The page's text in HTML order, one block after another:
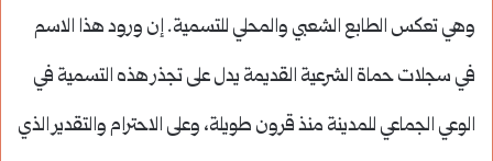
وهي تعكس الطابع الشعبي والمحلي للتسمية. إن ورود هذا الاسم
في سجلات حماة الشرعية القديمة يدل على تجذر هذه التسمية في
الوعي الجماعي للمدينة منذ قرون طويلة، وعلى الاحترام والتقدير الذي